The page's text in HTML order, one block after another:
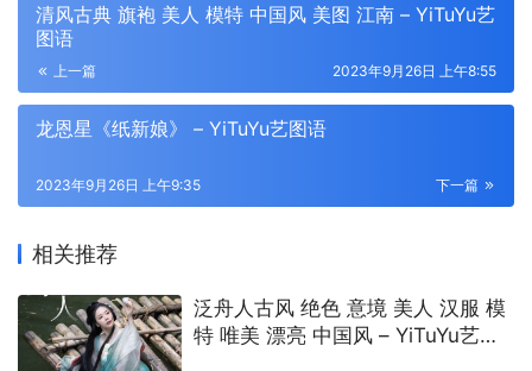
清风古典 旗袍 美人 模特 中国风 美图 江南 – YiTuYu艺
图语
上一篇 2023年9月26日 上午8:55
龙恩星《纸新娘》 – YiTuYu艺图语
下一篇
2023年9月26日 上午9:35
相关推荐
泛舟人古风 绝色 意境 美人 汉服 模
特 唯美 漂亮 中国风 – YiTuYu艺图